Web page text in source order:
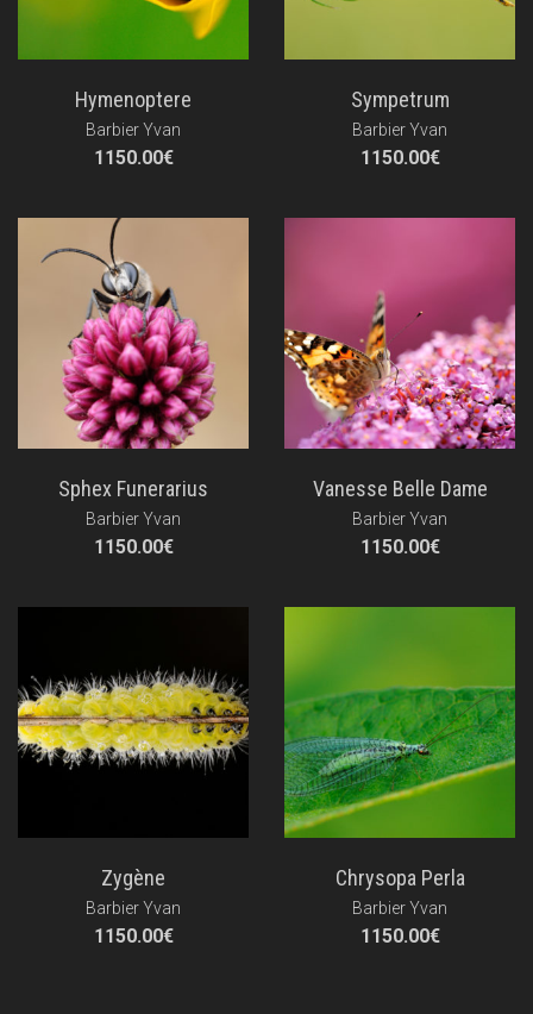
Hymenoptere
Barbier Yvan
1150.00€
Sympetrum
Barbier Yvan
1150.00€
Sphex Funerarius
Barbier Yvan
1150.00€
Vanesse Belle Dame
Barbier Yvan
1150.00€
Zygène
Barbier Yvan
1150.00€
Chrysopa Perla
Barbier Yvan
1150.00€